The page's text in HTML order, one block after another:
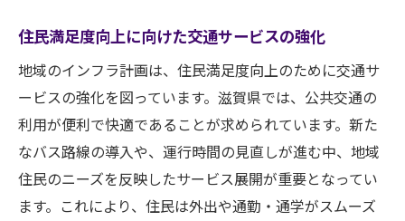
住民満足度向上に向けた交通サービスの強化
地域のインフラ計画は、住民満足度向上のために交通サ
ービスの強化を図っています。滋賀県では、公共交通の
利用が便利で快適であることが求められています。新た
なバス路線の導入や、運行時間の見直しが進む中、地域
住民のニーズを反映したサービス展開が重要となってい
ます。これにより、住民は外出や通勤・通学がスムーズ